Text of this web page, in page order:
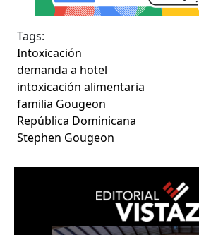
Tags:
Intoxicación
demanda a hotel
intoxicación alimentaria
familia Gougeon
República Dominicana
Stephen Gougeon